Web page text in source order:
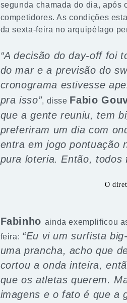
segunda chamada do dia, após
competidores. As condições
da sexta-feira no arquipélago
“A decisão do day-off foi
do mar e a previsão do
cronograma estivesse
pra isso”, disse Fabio
que a gente reuniu, tem
preferiram um dia com
entra em jogo pontuação
pura loteria. Então, todos
O
Fabinho ainda exemplificou
feira: “Eu vi um surfista
uma prancha, acho que
cortou a onda inteira,
que os atletas querem.
imagens e o fato é que a